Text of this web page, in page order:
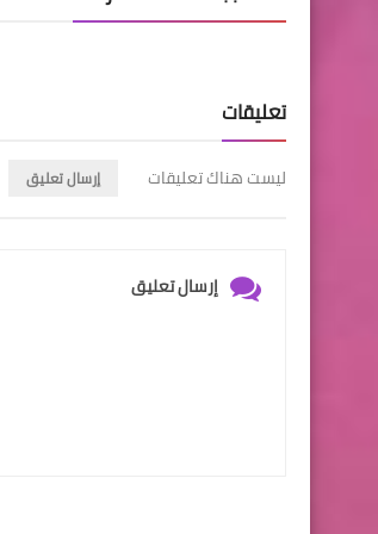
تعليقات
ليست هناك تعليقات إرسال تعليق
إرسال تعليق